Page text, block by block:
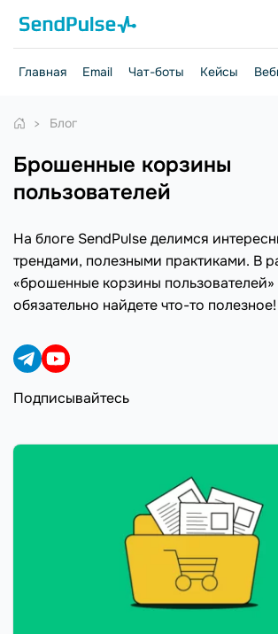
Главная Email Чат-боты Кейсы
Блог
брошенные корзины
пользователей
На блоге SendPulse делимся
трендами, полезными практиками. В
«брошенные корзины пользователей»
обязательно найдете что-то полезное!
Подписывайтесь